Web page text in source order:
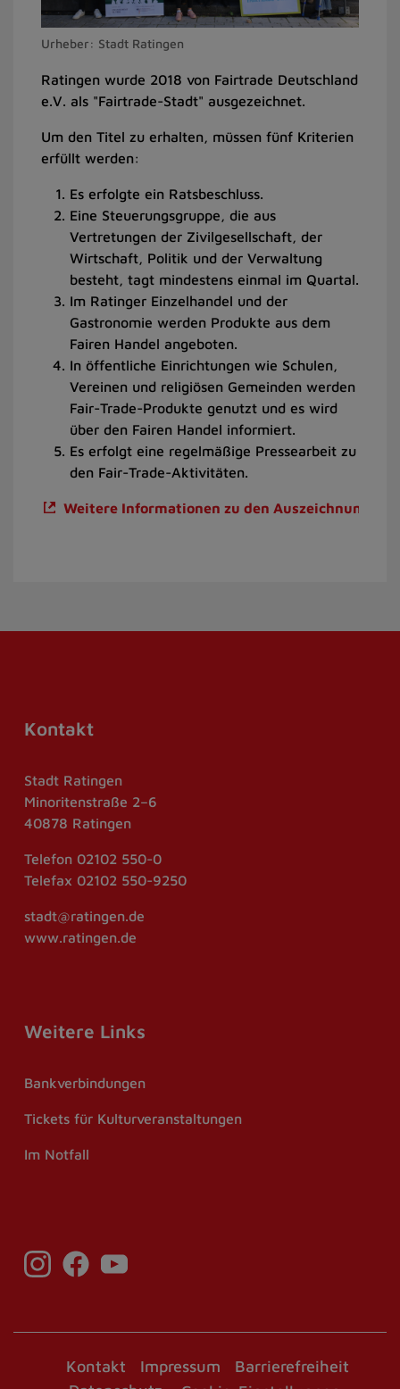
Urheber: Stadt Ratingen
Ratingen wurde 2018 von Fairtrade Deutschland
e.V. als "Fairtrade-Stadt" ausgezeichnet.
Um den Titel zu erhalten, müssen fünf Kriterien
erfüllt werden:
Es erfolgte ein Ratsbeschluss.
Eine Steuerungsgruppe, die aus
Vertretungen der Zivilgesellschaft, der
Wirtschaft, Politik und der Verwaltung
besteht, tagt mindestens einmal im Quartal.
Im Ratinger Einzelhandel und der
Gastronomie werden Produkte aus dem
Fairen Handel angeboten.
In öffentliche Einrichtungen wie Schulen,
Vereinen und religiösen Gemeinden werden
Fair-Trade-Produkte genutzt und es wird
über den Fairen Handel informiert.
Es erfolgt eine regelmäßige Pressearbeit zu
den Fair-Trade-Aktivitäten.
Weitere Informationen zu den
Kontakt
Stadt Ratingen
Minoritenstraße 2–6
40878 Ratingen
Telefon 02102 550-0
Telefax 02102 550-9250
stadt@ratingen.de
www.ratingen.de
Weitere Links
Bankverbindungen
Tickets für Kulturveranstaltungen
Im Notfall
Kontakt Impressum
Barrierefreiheit